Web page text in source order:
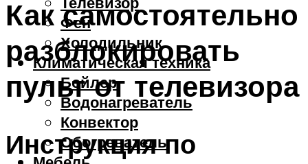
Фен
Холодильник
Климатическая техника
Бойлер
Водонагреватель
Конвектор
Обогреватель
Как самостоятельно
разблокировать
пульт от телевизора
Инструкция по